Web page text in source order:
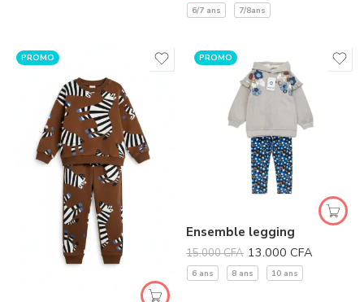
6/7 ans 7/8ans
PROMO PROMO
Ensemble legging
15.000CFA 13.000 CFA
6 ans 8 ans 10 ans